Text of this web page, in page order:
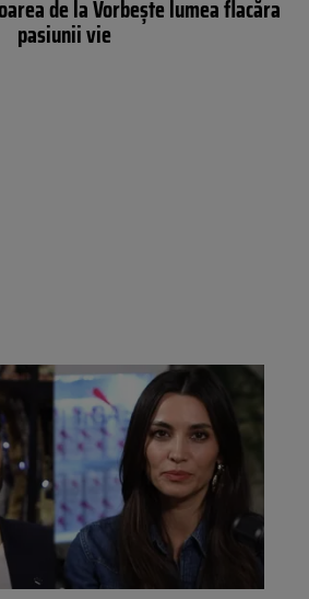
de la Vorbește lumea flacăra
pasiunii vie